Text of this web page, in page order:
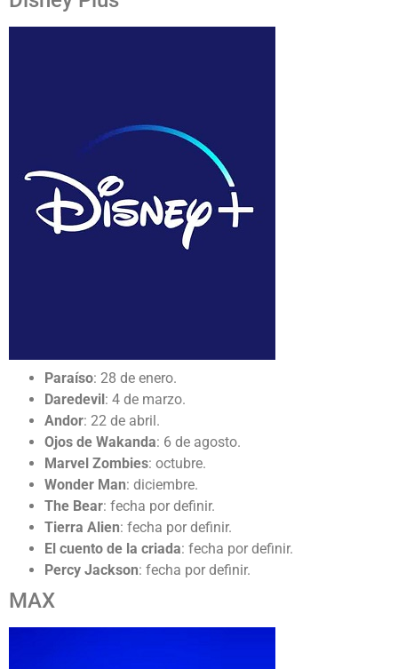
Paraíso: 28 de enero.
Daredevil: 4 de marzo.
Andor: 22 de abril.
Ojos de Wakanda: 6 de agosto.
Marvel Zombies: octubre.
Wonder Man: diciembre.
The Bear: fecha por definir.
Tierra Alien: fecha por definir.
El cuento de la criada: fecha por definir.
Percy Jackson: fecha por definir.
MAX